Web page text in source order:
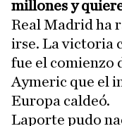
millones y
Real Madrid ha
irse. La victoria
fue el comienzo
Aymeric que el
Europa caldeó.
Laporte pudo